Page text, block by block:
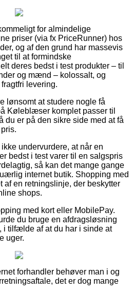
for almindelige
priser (via fx PriceRunner) hos
og af den grund har massevis
til at formindske
deres bedst i test produkter – til
og mænd – kolossalt, og
levering.
lønsomt at studere nogle få
Køleblæser komplet passer til
du er på den sikre side med at få
undervurdere, at når en
bedst i test varer til en salgspris
så kan det mange gange
internet butik. Shopping med
af en retningslinje, der beskytter
shops.
med kort eller MobilePay.
du bruge en afdragsløsning
i tilfælde af at du har i sinde at
uger.
forhandler behøver man i og
det er dog mange